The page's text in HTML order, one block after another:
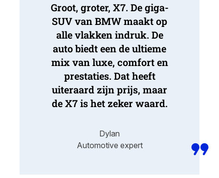
Groot, groter, X7. De giga-
SUV van BMW maakt op
alle vlakken indruk. De
auto biedt een de ultieme
mix van luxe, comfort en
prestaties. Dat heeft
uiteraard zijn prijs, maar
de X7 is het zeker waard.
Dylan
Automotive expert